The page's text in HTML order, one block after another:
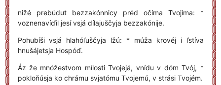
nižé prebúdut bezzakónnicy préd očíma Tvojíma: *
voznenavíďil jesí vsjá dílajuščyja bezzakónije.
Pohubíši vsjá hlahóľuščyja lžú: * múža krovéj i ľstíva
hnušájetsja Hospóď.
Áz že mnóžestvom mílosti Tvojejá, vnídu v dóm Tvój, *
pokloňúsja ko chrámu svjatómu Tvojemú, v strási Tvojém.